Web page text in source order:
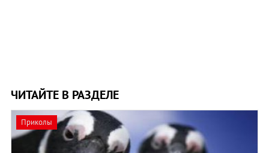
ЧИТАЙТЕ В РАЗДЕЛЕ
Приколы